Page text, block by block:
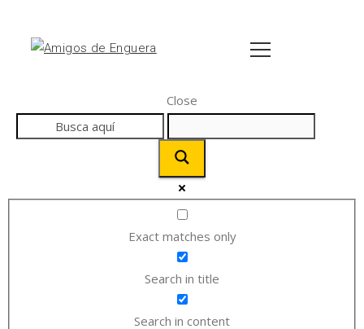
Close
Exact matches only
Search in title
Search in content